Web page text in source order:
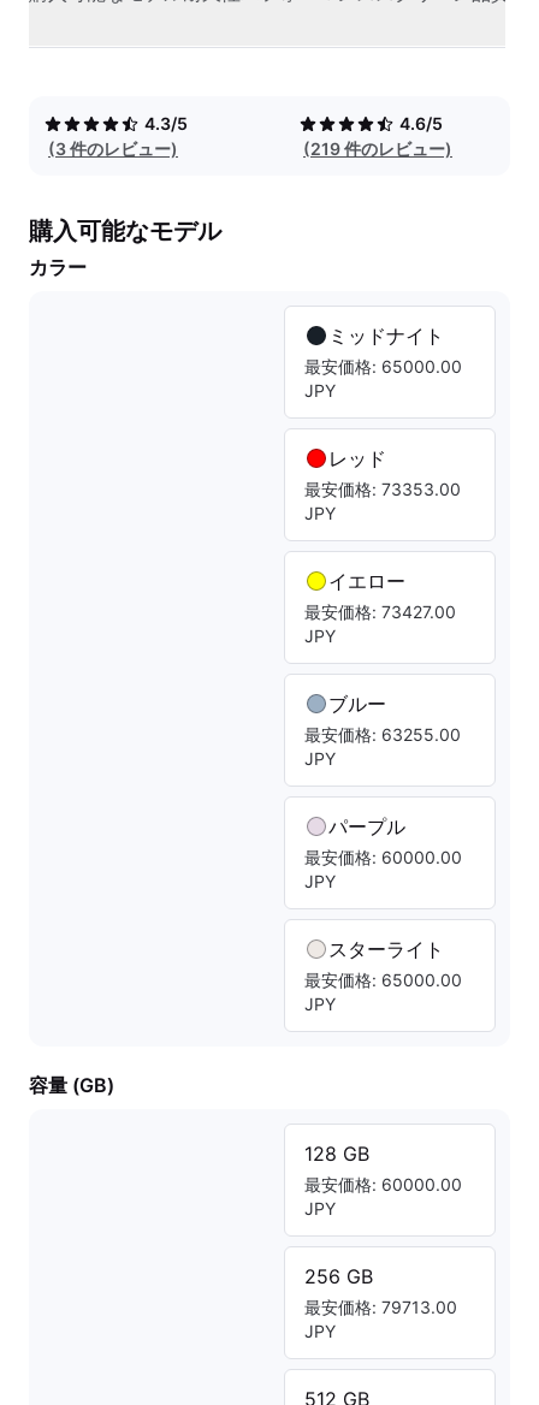
4.3/5
(3 件のレビュー)
4.6/5
(219 件のレビュー)
購入可能なモデル
カラー
ミッドナイト
最安価格: 65000.00
JPY
レッド
最安価格: 73353.00
JPY
イエロー
最安価格: 73427.00
JPY
ブルー
最安価格: 63255.00
JPY
パープル
最安価格: 60000.00
JPY
スターライト
最安価格: 65000.00
JPY
容量 (GB)
128 GB
最安価格: 60000.00
JPY
256 GB
最安価格: 79713.00
JPY
512 GB